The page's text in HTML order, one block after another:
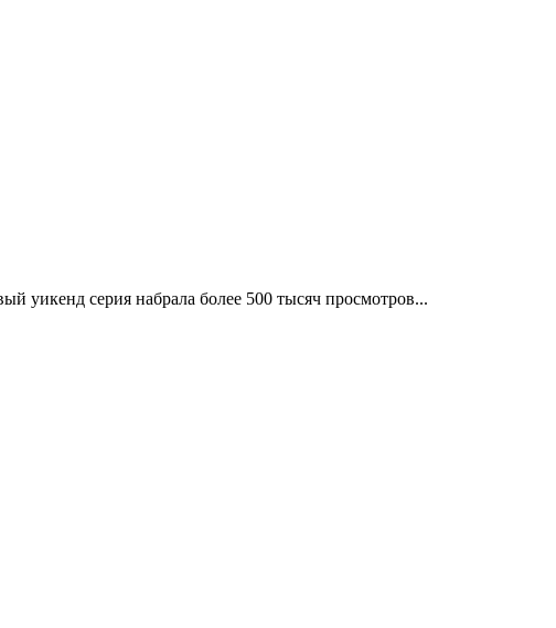
уикенд серия набрала более 500 тысяч просмотров...